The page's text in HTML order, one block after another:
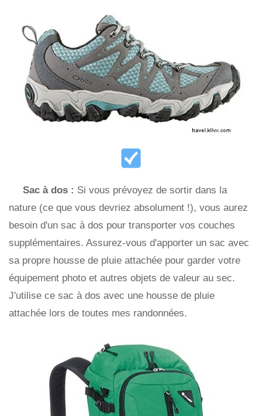
Sac à dos : Si vous prévoyez de sortir dans la
nature (ce que vous devriez absolument !), vous aurez
besoin d'un sac à dos pour transporter vos couches
supplémentaires. Assurez-vous d'apporter un sac avec
sa propre housse de pluie attachée pour garder votre
équipement photo et autres objets de valeur au sec.
J'utilise ce sac à dos avec une housse de pluie
attachée lors de toutes mes randonnées.